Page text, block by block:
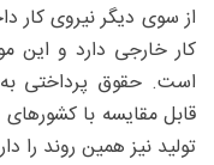
از سوی دیگر نیروی کار
کار خارجی دارد و این
است. حقوق پرداختی
قابل مقایسه با
تولید نیز همین روند را